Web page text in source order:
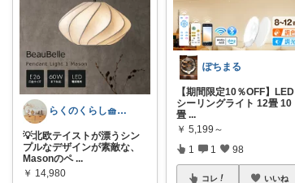
らくのくらし🧺手しごとで暮らしを整える
💡北欧テイストが漂うシン
プルなデザインが素敵な、
Masonのペ ...
￥ 14,980
ぽちまる
【期間限定10％OFF】LED
シーリングライト 12畳 10
畳 ...
￥ 5,199～
1 1 98
コレ いいね